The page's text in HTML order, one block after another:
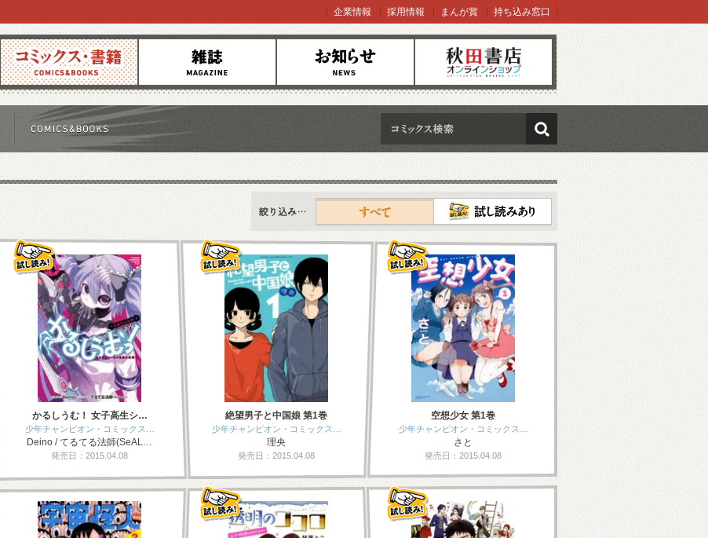
コミックス 雑誌 お知らせ オンラインショップ
企業情報 採用情報 まんが賞 持ち込み窓口
検索
新刊情報
すべて
かるしうむ！ 女子高生シ…
少年チャンピオン・コミックス…
Deino / てるてる法師(SeAL…
発売日：2015.04.08
絶望男子と中国娘 第1巻
少年チャンピオン・コミックス…
理央
発売日：2015.04.08
空想少女 第1巻
少年チャンピオン・コミックス…
さと
発売日：2015.04.08